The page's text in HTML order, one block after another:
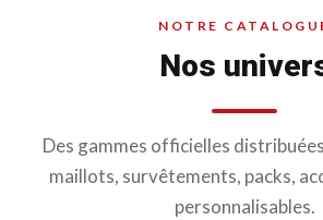
NOTRE
Nos
Des gammes officielles
maillots, survêtements, packs,
personnalisables.